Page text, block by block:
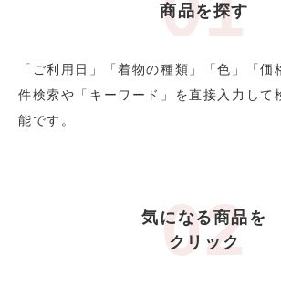
商品を探す
「ご利用日」「着物の種類」「色」「価
件検索や「キーワード」を直接入力して
能です。
気になる商品を
クリック